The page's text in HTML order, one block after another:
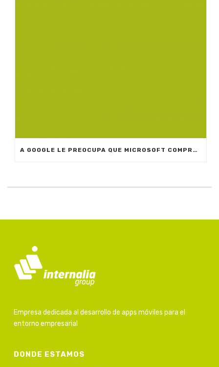
A GOOGLE LE PREOCUPA QUE MICROSOFT COMPRE YAHOO!
Empresa dedicada al desarrollo de apps móviles para el
entorno empresarial
DONDE ESTAMOS